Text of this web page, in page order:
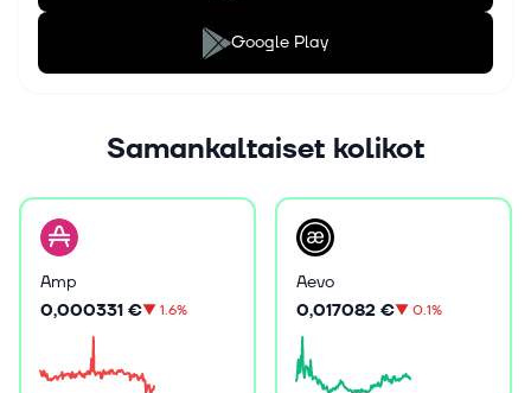
Google Play
Samankaltaiset kolikot
Amp
0,000331 €▼1.6%
Aevo
0,017082 €▼0.1%